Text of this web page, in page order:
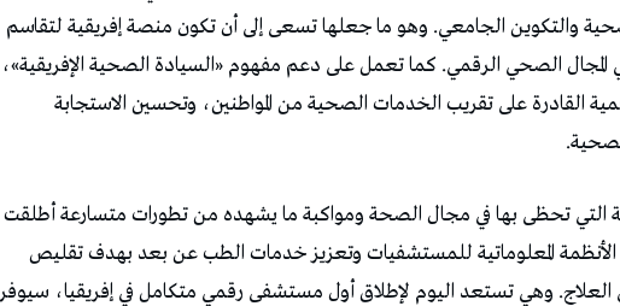
والتكوين الجامعي. وهو ما جعلها تسعى إلى أن تكون منصة إفريقية لتقاسم
المجال الصحي الرقمي. كما تعمل على دعم مفهوم «السيادة الصحية الإفريقية»،
القادرة على تقريب الخدمات الصحية من المواطنين، وتحسين الاستجابة
التي تحظى بها في مجال الصحة ومواكبة ما يشهده من تطورات متسارعة أطلقت
الأنظمة المعلوماتية للمستشفيات وتعزيز خدمات الطب عن بعد بهدف تقليص
العلاج. وهي تستعد اليوم لإطلاق أول مستشفى رقمي متكامل في إفريقيا، سيوفر